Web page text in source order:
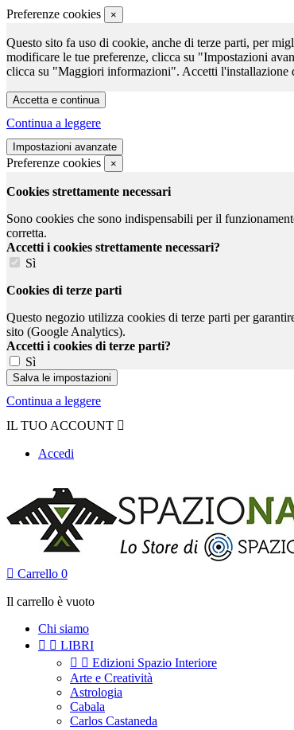
Preferenze cookies ×
Questo sito fa uso di cookie, anche di terze parti, per
modificare le tue preferenze, clicca su "Impostazioni
clicca su "Maggiori informazioni". Accetti l'installazione
Continua a leggere
Preferenze cookies ×
Cookies strettamente necessari
Sono cookies che sono indispensabili per il
corretta.
Accetti i cookies strettamente necessari?
Sì
Cookies di terze parti
Questo negozio utilizza cookies di terze parti per
sito (Google Analytics).
Accetti i cookies di terze parti?
Sì
Continua a leggere
IL TUO ACCOUNT 
Accedi
 Carrello 0
Il carrello è vuoto
Chi siamo
  LIBRI
  Edizioni Spazio Interiore
Arte e Creatività
Astrologia
Cabala
Carlos Castaneda